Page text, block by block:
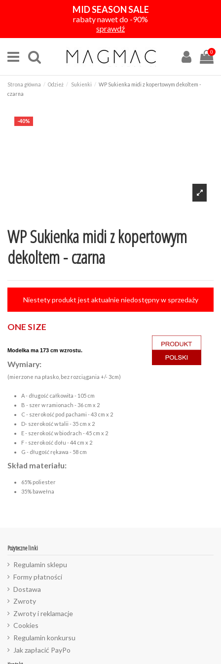
MID SEASON SALE
rabaty nawet do -90%
sprawdź
0
Strona główna Odzież Sukienki
WP Sukienka midi z kopertowym dekoltem -
czarna
-40%
WP Sukienka midi z kopertowym
dekoltem - czarna
Niestety produkt jest aktualnie niedostępny w sprzedaży
ONE SIZE
Modelka ma 173 cm wzrostu.
Wymiary:
(mierzone na płasko, bez rozciągania +/- 3cm)
A - długość całkowita - 105 cm
B - szer w ramionach - 36 cm x 2
C - szerokość pod pachami - 43 cm x 2
D- szerokość w talii - 35 cm x 2
E - szerokość w biodrach - 45 cm x 2
F - szerokość dołu - 44 cm x 2
G - długość rękawa - 58 cm
Skład materiału:
65% poliester
35% bawełna
Pożyteczne linki
Regulamin sklepu
Formy płatności
Dostawa
Zwroty
Zwroty i reklamacje
Cookies
Regulamin konkursu
Jak zapłacić PayPo